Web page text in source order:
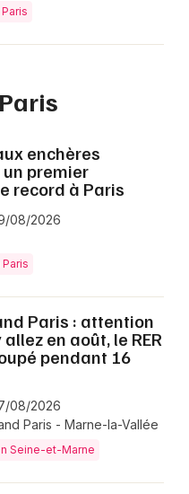
enchères
un premier
record à Paris
08/2026
Paris : attention
en août, le RER
pendant 16
08/2026
Paris - Marne-la-Vallée
Seine-et-Marne